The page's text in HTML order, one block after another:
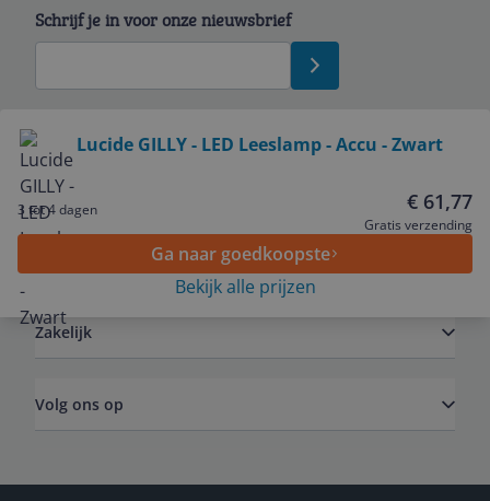
Lucide GILLY - LED Leeslamp - Accu - Zwart
3 tot 4 dagen € 61,77
Gratis verzending
Ga naar goedkoopste
Bekijk alle prijzen
Schrijf je in voor onze nieuwsbrief
Service
Zakelijk
Volg ons op